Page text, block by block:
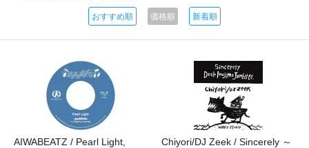
おすすめ順 価格順 新着順
AIWABEATZ / Pearl Light,
Chiyori/DJ Zeek / Sincerely ～